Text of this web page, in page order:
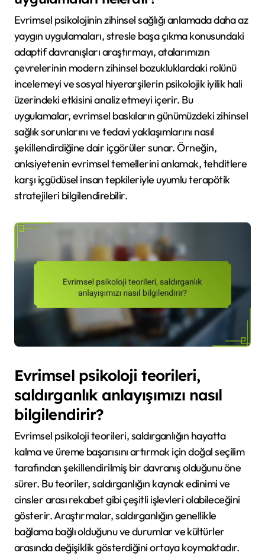
Evrimsel psikolojinin zihinsel sağlığı anlamada daha az
yaygın uygulamaları, stresle başa çıkma konusundaki
adaptif davranışları araştırmayı, atalarımızın
çevrelerinin modern zihinsel bozukluklardaki rolünü
incelemeyi ve sosyal hiyerarşilerin psikolojik iyilik hali
üzerindeki etkisini analiz etmeyi içerir. Bu
uygulamalar, evrimsel baskıların günümüzdeki zihinsel
sağlık sorunlarını ve tedavi yaklaşımlarını nasıl
şekillendirdiğine dair içgörüler sunar. Örneğin,
anksiyetenin evrimsel temellerini anlamak, tehditlere
karşı içgüdüsel insan tepkileriyle uyumlu terapötik
stratejileri bilgilendirebilir.
Evrimsel psikoloji teorileri,
saldırganlık anlayışımızı nasıl
bilgilendirir?
Evrimsel psikoloji teorileri, saldırganlığın hayatta
kalma ve üreme başarısını artırmak için doğal seçilim
tarafından şekillendirilmiş bir davranış olduğunu öne
sürer. Bu teoriler, saldırganlığın kaynak edinimi ve
cinsler arası rekabet gibi çeşitli işlevleri olabileceğini
gösterir. Araştırmalar, saldırganlığın genellikle
bağlama bağlı olduğunu ve durumlar ve kültürler
arasında değişiklik gösterdiğini ortaya koymaktadır.